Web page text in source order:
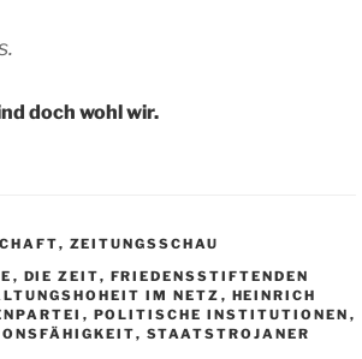
doch wohl wir.
, ZEITUNGSSCHAU
, DIE ZEIT, FRIEDENSSTIFTENDEN
IM NETZ , HEINRICH
, POLITISCHE INSTITUTIONEN ,
, STAATSTROJANER